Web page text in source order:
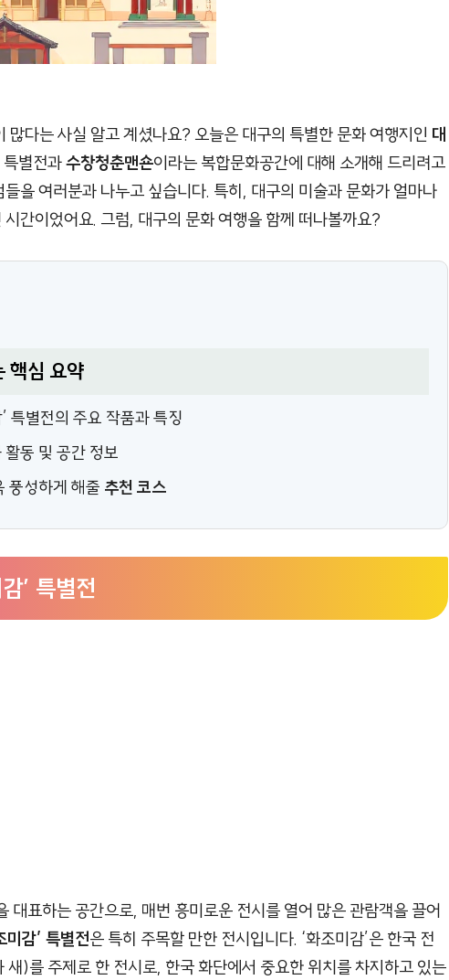
많다는 사실 알고 계셨나요? 오늘은 대구의 특별한 문화 여행지인 대
특별전과수창청춘맨숀이라는 복합문화공간에 대해 소개해 드리려고
을 여러분과 나누고 싶습니다. 특히, 대구의 미술과 문화가 얼마나
간이었어요. 그럼, 대구의 문화 여행을 함께 떠나볼까요?
핵심 요약
특별전의 주요 작품과 특징
동 및 공간 정보
풍성하게 해줄 추천 코스
’ 특별전
대표하는 공간으로, 매번 흥미로운 전시를 열어 많은 관람객을 끌어
미감’ 특별전은 특히 주목할 만한 전시입니다. ‘화조미감’은 한국 전
)를 주제로 한 전시로, 한국 화단에서 중요한 위치를 차지하고 있는